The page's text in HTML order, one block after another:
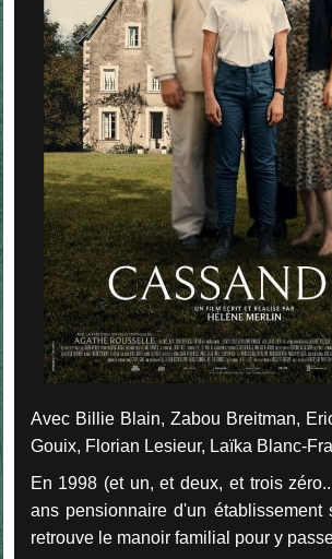
Avec Billie Blain, Zabou Breitman,
Gouix, Florian Lesieur, Laïka Blanc-
En 1998 (et un, et deux, et trois
ans pensionnaire d'un établissement
retrouve le manoir familial pour y